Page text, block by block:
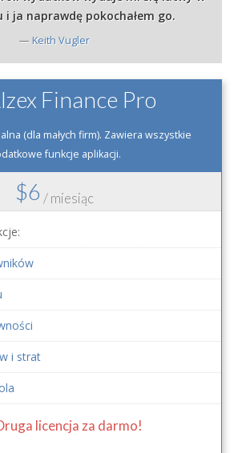
i ja naprawdę pokochałem go.
Keith Vugler
Finance Pro
(dla małych firm). Zawiera wszystkie
funkcje aplikacji.
$6 / miesiąc
i strat
licencja za darmo!